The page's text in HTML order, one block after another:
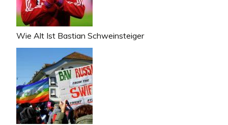
Wie Alt Ist Bastian Schweinsteiger